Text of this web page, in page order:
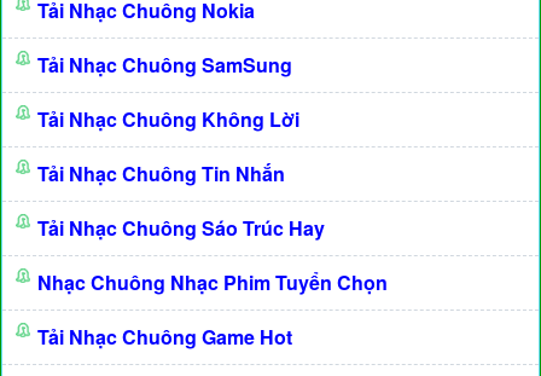
Tải Nhạc Chuông Nokia
Tải Nhạc Chuông SamSung
Tải Nhạc Chuông Không Lời
Tải Nhạc Chuông Tin Nhắn
Tải Nhạc Chuông Sáo Trúc Hay
Nhạc Chuông Nhạc Phim Tuyển Chọn
Tải Nhạc Chuông Game Hot